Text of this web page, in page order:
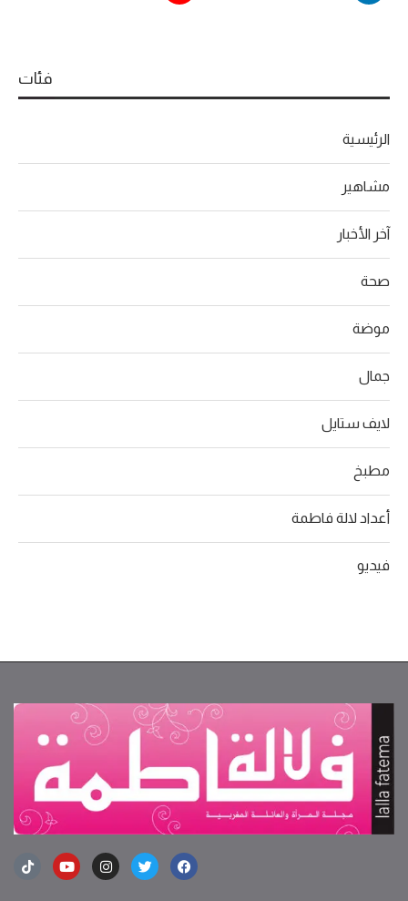
فئات
الرئيسية
مشاهير
آخر الأخبار
صحة
موضة
جمال
لايف ستايل
مطبخ
أعداد لالة فاطمة
فيديو